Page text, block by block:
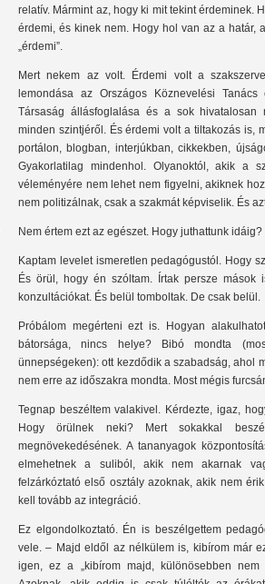
relatív. Mármint az, hogy ki mit tekint érdeminek.
érdemi, és kinek nem. Hogy hol van az a határ,
„érdemi”.
Mert nekem az volt. Érdemi volt a
lemondása az Országos Köznevelési
Társaság állásfoglalása és a sok hivatalosan
minden szintjéről. És érdemi volt a tiltakozás is,
portálon, blogban, interjúkban, cikkekben,
Gyakorlatilag mindenhol. Olyanoktól, akik a
véleményére nem lehet nem figyelni, akiknek
nem politizálnak, csak a szakmát képviselik. És
Nem értem ezt az egészet. Hogy juthattunk idáig?
Kaptam levelet ismeretlen pedagógustól. Hogy
És örül, hogy én szóltam. Írtak persze mások
konzultációkat. És belül tomboltak. De csak belül.
Próbálom megérteni ezt is. Hogyan
bátorsága, nincs helye? Bibó mondta
ünnepségeken): ott kezdődik a szabadság, ahol
nem erre az időszakra mondta. Most mégis
Tegnap beszéltem valakivel. Kérdezte, igaz,
Hogy örülnek neki? Mert sokakkal
megnövekedésének. A tananyagok
elmehetnek a suliból, akik nem akarnak
felzárkóztató első osztály azoknak, akik nem
kell tovább az integráció.
Ez elgondolkoztató. Én is beszélgettem
vele. – Majd eldől az nélkülem is, kibírom már
igen, ez a „kibírom majd, különösebben